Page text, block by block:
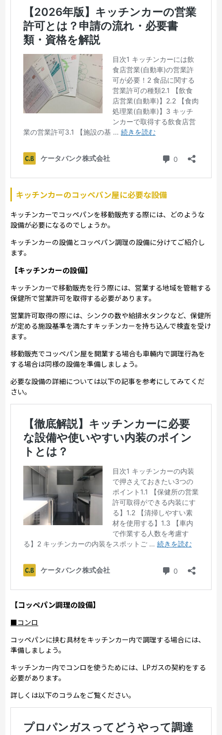
キッチンカーのコッペパン屋に必要な設備
キッチンカーでコッペパンを移動販売する際には、どのような
設備が必要になるのでしょうか。
キッチンカーの設備とコッペパン調理の設備に分けてご紹介し
ます。
【キッチンカーの設備】
キッチンカーで移動販売を行う際には、営業する地域を管轄する
保健所で営業許可を取得する必要があります。
営業許可取得の際には、シンクの数や給排水タンクなど、保健所
が定める施設基準を満たすキッチンカーを持ち込んで検査を受け
ます。
移動販売でコッペパン屋を開業する場合も車輛内で調理行為を
する場合は同様の設備を準備しましょう。
必要な設備の詳細については以下の記事を参考にしてみてくだ
さい。
【コッペパン調理の設備】
■コンロ
コッペパンに挟む具材をキッチンカー内で調理する場合には、
準備しましょう。
キッチンカー内でコンロを使うためには、LPガスの契約をする
必要があります。
詳しくは以下のコラムをご覧ください。